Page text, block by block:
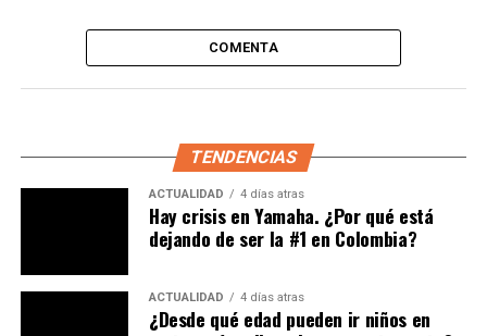
Foto filtrada: Husqvarna
901
Tenemos que decirque la fracción de tiempo parece
COMENTA
TENDENCIAS
ACTUALIDAD 4 días atras
Hay crisis en Yamaha. ¿Por qué está
dejando de ser la #1 en Colombia?
ACTUALIDAD 4 días atras
¿Desde qué edad pueden ir niños en